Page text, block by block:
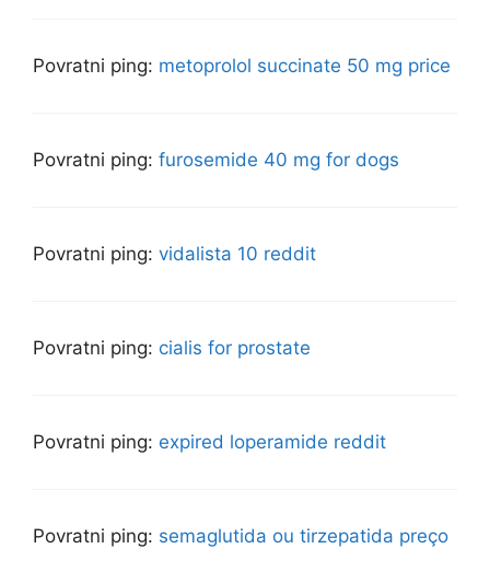
Povratni ping: metoprolol succinate 50 mg price
Povratni ping: furosemide 40 mg for dogs
Povratni ping: vidalista 10 reddit
Povratni ping: cialis for prostate
Povratni ping: expired loperamide reddit
Povratni ping: semaglutida ou tirzepatida preço